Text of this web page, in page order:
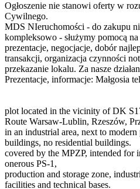
Ogłoszenie nie stanowi oferty w
Cywilnego.
MDS NIeruchomości - do zakupu
kompleksowo - służymy pomocą
prezentacje, negocjacje, dobór
transakcji, organizacja czynności
przekazanie lokalu. Za nasze
Prezentacje, informacje: Małgosia
plot located in the vicinity of DK
Route Warsaw-Lublin, Rzeszów,
in an industrial area, next to
buildings, no residential buildings.
covered by the MPZP, intended for
onerous PS-1,
production and storage zone,
facilities and technical bases.